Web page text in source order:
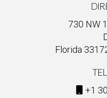
730 NW
Florida
+1